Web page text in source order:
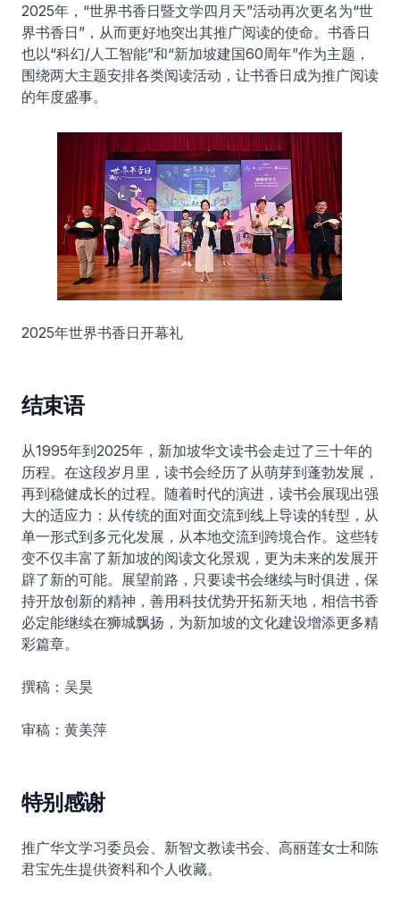
2025年，“世界书香日暨文学四月天”活动再次更名为“世
界书香日”，从而更好地突出其推广阅读的使命。书香日
也以“科幻/人工智能”和“新加坡建国60周年”作为主题，
围绕两大主题安排各类阅读活动，让书香日成为推广阅读
的年度盛事。
2025年世界书香日开幕礼
结束语
从1995年到2025年，新加坡华文读书会走过了三十年的
历程。在这段岁月里，读书会经历了从萌芽到蓬勃发展，
再到稳健成长的过程。随着时代的演进，读书会展现出强
大的适应力：从传统的面对面交流到线上导读的转型，从
单一形式到多元化发展，从本地交流到跨境合作。这些转
变不仅丰富了新加坡的阅读文化景观，更为未来的发展开
辟了新的可能。展望前路，只要读书会继续与时俱进，保
持开放创新的精神，善用科技优势开拓新天地，相信书香
必定能继续在狮城飘扬，为新加坡的文化建设增添更多精
彩篇章。
撰稿：吴昊
审稿：黄美萍
特别感谢
推广华文学习委员会、新智文教读书会、高丽莲女士和陈
君宝先生提供资料和个人收藏。